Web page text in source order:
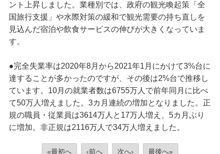
ント上昇しました。業種別では、政府の観光喚起策「全
国旅行支援」や水際対策の緩和で観光需要の持ち直しを
見込んだ宿泊や飲食サービスの伸びが大きくなっていま
す。
●完全失業率は2020年8月から2021年1月にかけて3%台に
達することが多かったのですが、その後は2%台で推移し
ています。10月の就業者数は6755万人で前年同月に比べ
て50万人増えました。3カ月連続の増加となりました。正
規の職員・従業員は3614万人と17万人増え、5カ月ぶり
に増加。非正規は2116万人で34万人増えました。
«最初へ ‹前へ 次へ› 最後へ»